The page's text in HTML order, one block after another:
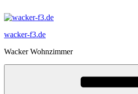
Inhalt
wacker-f3.de
Wacker Wohnzimmer